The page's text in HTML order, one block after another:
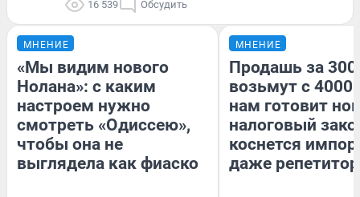
16 539 Обсудить
МНЕНИЕ
«Мы видим нового
Нолана»: с каким
настроем нужно
смотреть «Одиссею»,
чтобы она не
выглядела как фиаско
МНЕНИЕ
Продашь за
возьмут с
нам готовит
налоговый
коснется
даже